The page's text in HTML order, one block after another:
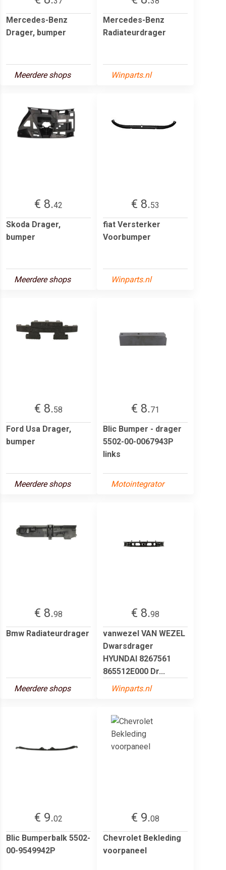
Mercedes-Benz
Drager, bumper
Meerdere shops
Mercedes-Benz
Radiateurdrager
Winparts.nl
€ 8.42
Skoda Drager,
bumper
Meerdere shops
€ 8.53
fiat Versterker
Voorbumper
Winparts.nl
€ 8.58
Ford Usa Drager,
bumper
Meerdere shops
€ 8.71
Blic Bumper - drager
5502-00-0067943P
links
Motointegrator
€ 8.98
Bmw Radiateurdrager
Meerdere shops
€ 8.98
vanwezel VAN WEZEL
Dwarsdrager
HYUNDAI 8267561
865512E000 Dr...
Winparts.nl
€ 9.02
Blic Bumperbalk 5502-
00-9549942P
€ 9.08
Chevrolet Bekleding
voorpaneel